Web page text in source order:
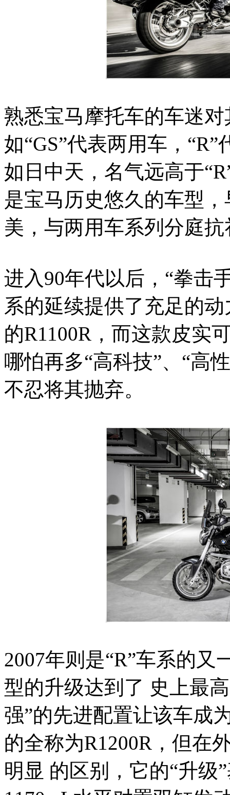
熟悉宝马摩托车的车迷
如“GS”代表两用车，
如日中天，名气远高于
是宝马历史悠久的车型
美，与两用车系列分庭抗
进入90年代以后，“拳击
系的延续提供了充足的
的R1100R，而这款皮实
哪怕再多“高科技”、“高
不忍将其抛弃。
2007年则是“R”车系的
型的升级达到了 史上最
强”的先进配置让该车成
的全称为R1200R，但在
明显 的区别，它的“升